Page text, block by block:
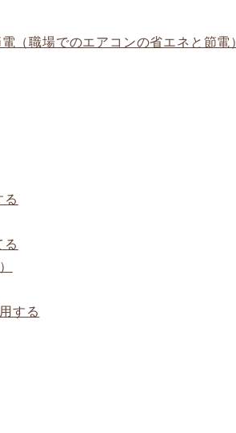
職場でのエアコンの省エネと節電）
る
る
する